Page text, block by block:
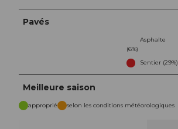
Pavés
Asphalte
(6%)
Sentier (29%)
Meilleure saison
approprié selon les conditions météorologiques